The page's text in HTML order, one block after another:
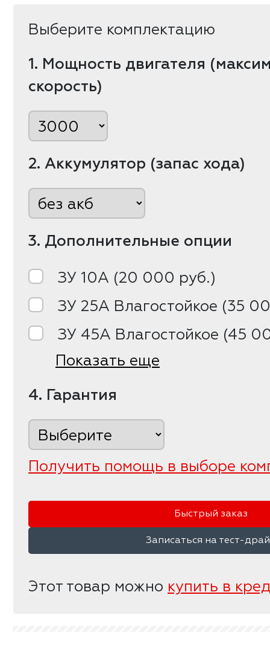
Выберите комплектацию
1. Мощность двигателя
скорость)
2. Аккумулятор (запас хода)
3. Дополнительные опции
ЗУ 10А (20 000 руб.)
ЗУ 25А Влагостойкое (35
ЗУ 45А Влагостойкое (45
Показать еще
4. Гарантия
Получить помощь в выборе
Быстрый заказ
Записаться на тест-
Этот товар можно купить в